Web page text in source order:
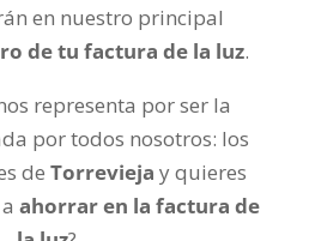
en nuestro principal
de tu factura de la luz.
representa por ser la
por todos nosotros: los
de Torrevieja y quieres
aahorrar en la factura de